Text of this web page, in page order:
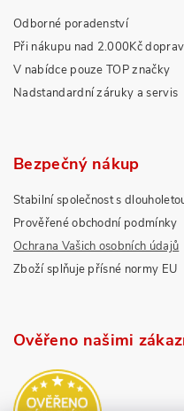
Odborné poradenství
Při nákupu nad 2.000Kč
V nabídce pouze TOP značky
Nadstandardní záruky a servis
Bezpečný nákup
Stabilní společnost s
Prověřené obchodní podmínky
Ochrana Vašich osobních údajů
Zboží splňuje přísné normy EU
Ověřeno našimi